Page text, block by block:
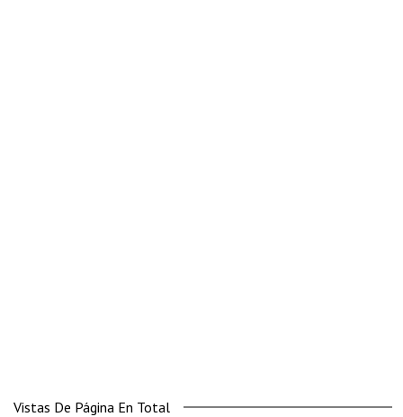
Vistas De Página En Total